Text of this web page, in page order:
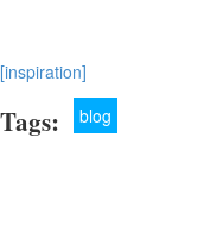
[inspiration]
Tags: blog